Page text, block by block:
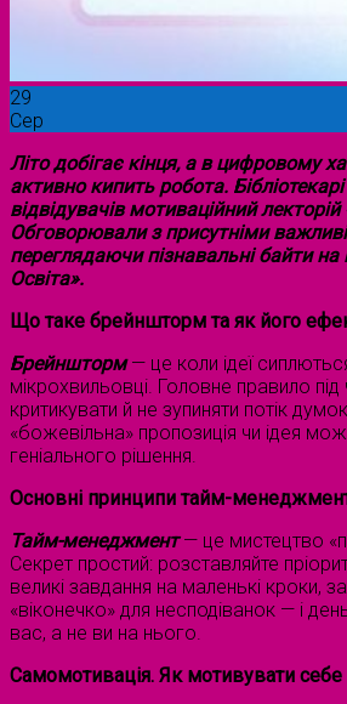
29
Сер
Літо добігає кінця, а в цифровому
активно кипить робота.
відвідувачів мотиваційний лекторій
Обговорювали з присутніми
переглядаючи пізнавальні байти на
Освіта».
Що таке брейншторм та як його
Брейншторм— це коли ідеї
мікрохвильовці. Головне правило
критикувати й не зупиняти потік
«божевільна» пропозиція чи ідея
геніального рішення.
Основні принципи тайм-
Тайм-менеджмент— це мистецтво
Секрет простий: розставляйте
великі завдання на маленькі кроки,
«віконечко» для несподіванок — і
вас, а не ви на нього.
Самомотивація. Як мотивувати